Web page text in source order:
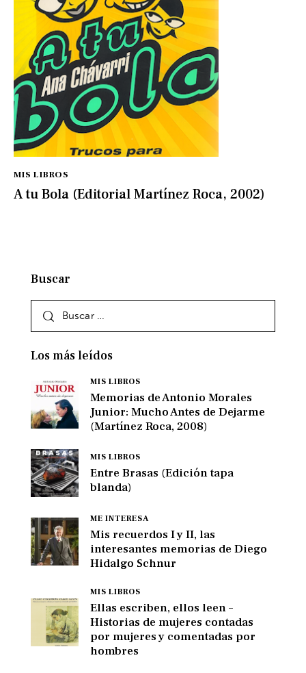
MIS LIBROS
A tu Bola (Editorial Martínez Roca, 2002)
Buscar
Los más leídos
MIS LIBROS
Memorias de Antonio Morales
Junior: Mucho Antes de Dejarme
(Martínez Roca, 2008)
MIS LIBROS
Entre Brasas (Edición tapa
blanda)
ME INTERESA
Mis recuerdos I y II, las
interesantes memorias de Diego
Hidalgo Schnur
MIS LIBROS
Ellas escriben, ellos leen –
Historias de mujeres contadas
por mujeres y comentadas por
hombres